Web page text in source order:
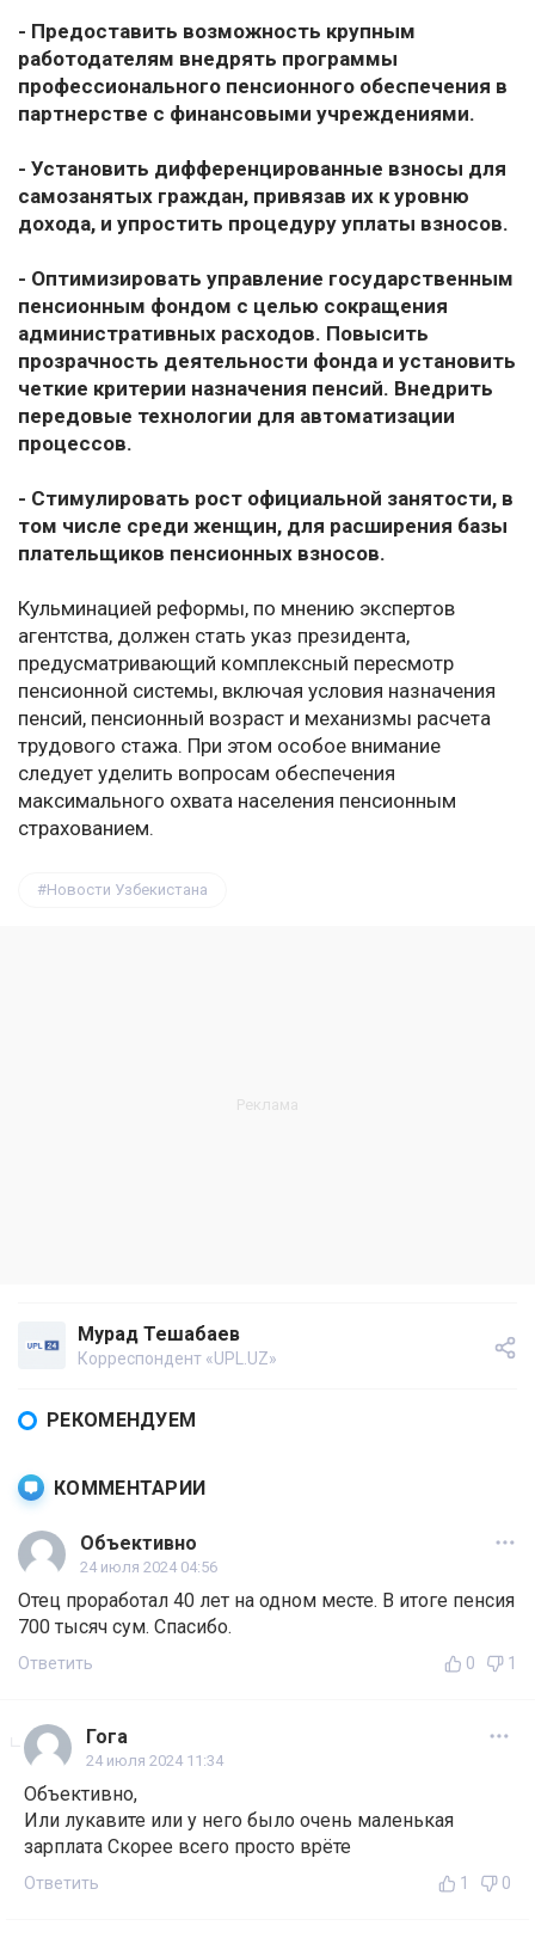
- Предоставить возможность крупным
работодателям внедрять программы
профессионального пенсионного обеспечения в
партнерстве с финансовыми учреждениями.
- Установить дифференцированные взносы для
самозанятых граждан, привязав их к уровню
дохода, и упростить процедуру уплаты взносов.
- Оптимизировать управление государственным
пенсионным фондом с целью сокращения
административных расходов. Повысить
прозрачность деятельности фонда и установить
четкие критерии назначения пенсий. Внедрить
передовые технологии для автоматизации
процессов.
- Стимулировать рост официальной занятости, в
том числе среди женщин, для расширения базы
плательщиков пенсионных взносов.
Кульминацией реформы, по мнению экспертов
агентства, должен стать указ президента,
предусматривающий комплексный пересмотр
пенсионной системы, включая условия назначения
пенсий, пенсионный возраст и механизмы расчета
трудового стажа. При этом особое внимание
следует уделить вопросам обеспечения
максимального охвата населения пенсионным
страхованием.
Новости Узбекистана
Мурад Тешабаев
Корреспондент «UPL.UZ»
РЕКОМЕНДУЕМ
КОММЕНТАРИИ
Объективно
24 июля 2024 04:56
Отец проработал 40 лет на одном месте. В итоге пенсия
700 тысяч сум. Спасибо.
Ответить 0 1
Гога
24 июля 2024 11:34
Объективно,
Или лукавите или у него было очень маленькая
зарплата Скорее всего просто врёте
Ответить 1 0